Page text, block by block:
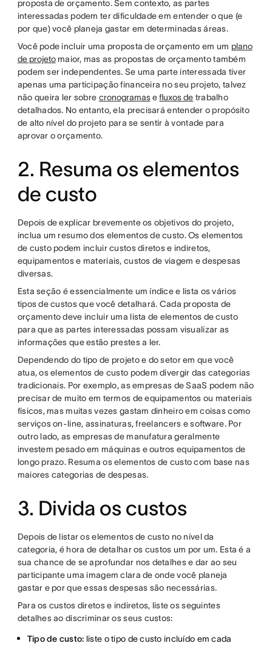
proposta de orçamento. Sem contexto, as partes
interessadas podem ter dificuldade em entender o que (e
por que) você planeja gastar em determinadas áreas.
Você pode incluir uma proposta de orçamento em um plano
de projetomaior, mas as propostas de orçamento também
podem ser independentes. Se uma parte interessada tiver
apenas uma participação financeira no seu projeto, talvez
não queira ler sobre cronogramasefluxos de trabalho
detalhados. No entanto, ela precisará entender o propósito
de alto nível do projeto para se sentir à vontade para
aprovar o orçamento.
2. Resuma os elementos
de custo
Depois de explicar brevemente os objetivos do projeto,
inclua um resumo dos elementos de custo. Os elementos
de custo podem incluir custos diretos e indiretos,
equipamentos e materiais, custos de viagem e despesas
diversas.
Esta seção é essencialmente um índice e lista os vários
tipos de custos que você detalhará. Cada proposta de
orçamento deve incluir uma lista de elementos de custo
para que as partes interessadas possam visualizar as
informações que estão prestes a ler.
Dependendo do tipo de projeto e do setor em que você
atua, os elementos de custo podem divergir das categorias
tradicionais. Por exemplo, as empresas de SaaS podem não
precisar de muito em termos de equipamentos ou materiais
físicos, mas muitas vezes gastam dinheiro em coisas como
serviços on-line, assinaturas, freelancers e software. Por
outro lado, as empresas de manufatura geralmente
investem pesado em máquinas e outros equipamentos de
longo prazo. Resuma os elementos de custo com base nas
maiores categorias de despesas.
3. Divida os custos
Depois de listar os elementos de custo no nível da
categoria, é hora de detalhar os custos um por um. Esta é a
sua chance de se aprofundar nos detalhes e dar ao seu
participante uma imagem clara de onde você planeja
gastar e por que essas despesas são necessárias.
Para os custos diretos e indiretos, liste os seguintes
detalhes ao discriminar os seus custos:
Tipo de custo: liste o tipo de custo incluído em cada